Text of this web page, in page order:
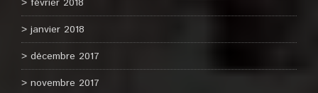
février 2018
janvier 2018
décembre 2017
novembre 2017